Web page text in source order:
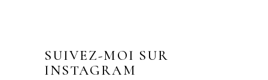
SUIVEZ-MOI SUR
INSTAGRAM